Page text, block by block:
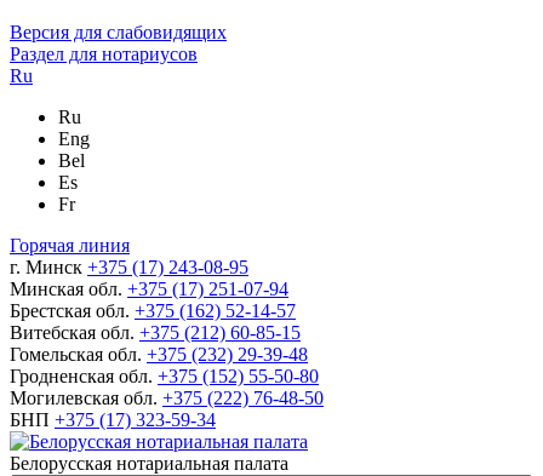
Версия для слабовидящих
Раздел для нотариусов
Ru
Ru
Eng
Bel
Es
Fr
Горячая линия
г. Минск +375 (17) 243-08-95
Минская обл. +375 (17) 251-07-94
Брестская обл. +375 (162) 52-14-57
Витебская обл. +375 (212) 60-85-15
Гомельская обл. +375 (232) 29-39-48
Гродненская обл. +375 (152) 55-50-80
Могилевская обл. +375 (222) 76-48-50
БНП +375 (17) 323-59-34
Белорусская нотариальная палата